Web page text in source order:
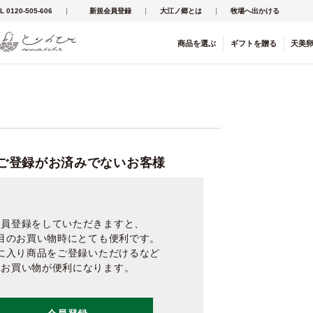
0120-505-606 新規会員登録 大江ノ郷とは 牧場へ出かける
商品を選ぶ ギフト を贈る 天美
登録がお済みでないお客様
登録をしていただきますと、
のお買い物時にとても便利です。
入り商品をご登録いただけるなど
お買い物が便利になります。